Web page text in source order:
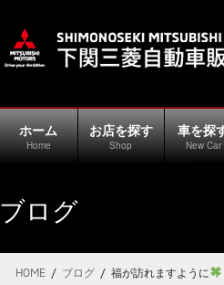
ホーム
Home
お店を探す
Shop
車を探
New Car
ブログ
HOME ブログ 福が訪れますように